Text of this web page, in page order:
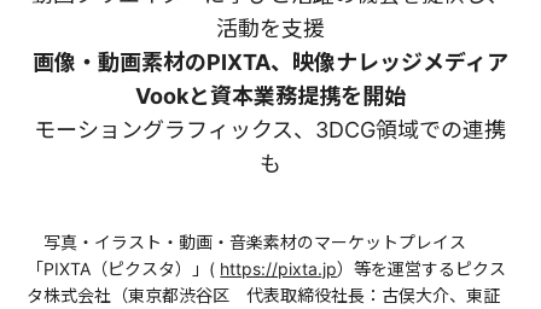
活動を支援
画像・動画素材のPIXTA、映像ナレッジメディア
Vookと資本業務提携を開始
モーショングラフィックス、3DCG領域での連携
も
写真・イラスト・動画・音楽素材のマーケットプレイス
「PIXTA（ピクスタ）」( https://pixta.jp）等を運営するピクス
タ株式会社（東京都渋谷区 代表取締役社長：古俣大介、東証